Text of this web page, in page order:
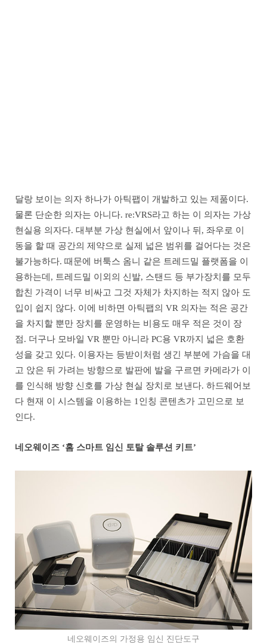
달랑 보이는 의자 하나가 아틱팹이 개발하고 있는 제품이다.
물론 단순한 의자는 아니다. re:VRS라고 하는 이 의자는 가상
현실용 의자다. 대부분 가상 현실에서 앞이나 뒤, 좌우로 이
동을 할 때 공간의 제약으로 실제 넓은 범위를 걸어다는 것은
불가능하다. 때문에 버툭스 옴니 같은 트레드밀 플랫폼을 이
용하는데, 트레드밀 이외의 신발, 스탠드 등 부가장치를 모두
합친 가격이 너무 비싸고 그것 자체가 차지하는 적지 않아 도
입이 쉽지 않다. 이에 비하면 아틱팹의 VR 의자는 적은 공간
을 차지할 뿐만 장치를 운영하는 비용도 매우 적은 것이 장
점. 더구나 모바일 VR 뿐만 아니라 PC용 VR까지 넓은 호환
성을 갖고 있다. 이용자는 등받이처럼 생긴 부분에 가슴을 대
고 앉은 뒤 가려는 방향으로 발판에 발을 구르면 카메라가 이
를 인식해 방향 신호를 가상 현실 장치로 보낸다. 하드웨어보
다 현재 이 시스템을 이용하는 1인칭 콘텐츠가 고민으로 보
인다.
네오웨이즈 ‘홈 스마트 임신 토탈 솔루션 키트’
네오웨이즈의 가정용 임신 진단도구